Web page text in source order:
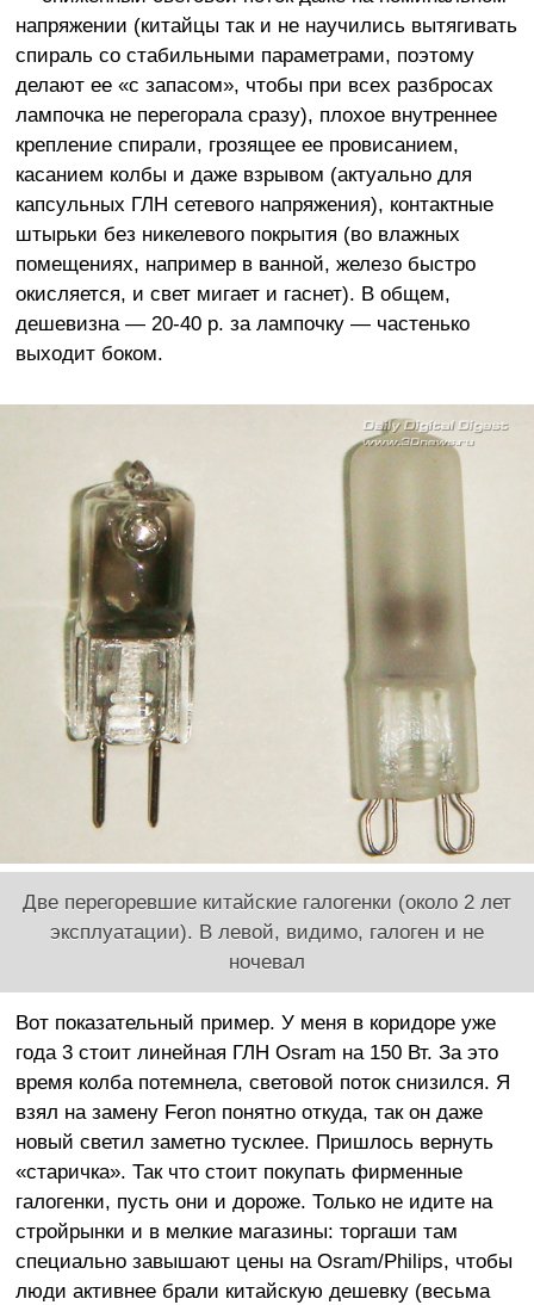
напряжении (китайцы так и не научились вытягивать
спираль со стабильными параметрами, поэтому
делают ее «с запасом», чтобы при всех разбросах
лампочка не перегорала сразу), плохое внутреннее
крепление спирали, грозящее ее провисанием,
касанием колбы и даже взрывом (актуально для
капсульных ГЛН сетевого напряжения), контактные
штырьки без никелевого покрытия (во влажных
помещениях, например в ванной, железо быстро
окисляется, и свет мигает и гаснет). В общем,
дешевизна — 20-40 р. за лампочку — частенько
выходит боком.
Две перегоревшие китайские галогенки (около 2 лет
эксплуатации). В левой, видимо, галоген и не
ночевал
Вот показательный пример. У меня в коридоре уже
года 3 стоит линейная ГЛН Osram на 150 Вт. За это
время колба потемнела, световой поток снизился. Я
взял на замену Feron понятно откуда, так он даже
новый светил заметно тусклее. Пришлось вернуть
«старичка». Так что стоит покупать фирменные
галогенки, пусть они и дороже. Только не идите на
стройрынки и в мелкие магазины: торгаши там
специально завышают цены на Osram/Philips, чтобы
люди активнее брали китайскую дешевку (весьма